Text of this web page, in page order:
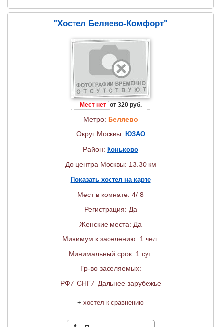
"Хостел Беляево-Комфорт"
Мест нет от 320 руб.
Метро: Беляево
Округ Москвы: ЮЗАО
Район: Коньково
До центра Москвы: 13.30 км
Показать хостел на карте
Мест в комнате: 4/ 8
Регистрация: Да
Женские места: Да
Минимум к заселению: 1 чел.
Минимальный срок: 1 сут.
Гр-во заселяемых:
РФ/ СНГ/ Дальнее зарубежье
+ хостел к сравнению